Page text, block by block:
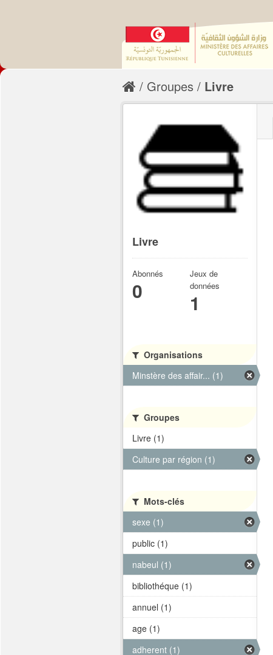
Groupes Livre
Livre
Abonnés
0
Jeux de
données
1
Organisations
Minstère des affair... (1)
Groupes
Livre (1)
Culture par région (1)
Mots-clés
sexe (1)
public (1)
nabeul (1)
bibliothéque (1)
annuel (1)
age (1)
adherent (1)